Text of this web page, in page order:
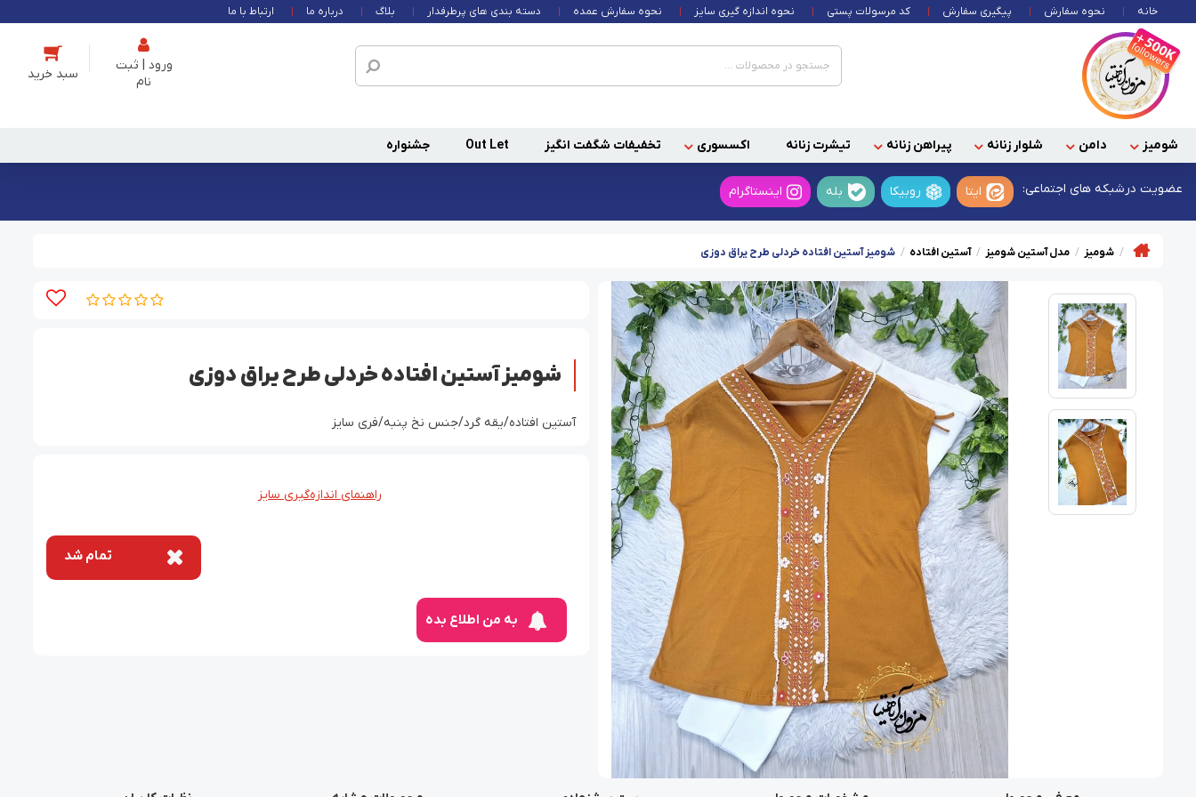
خانه نحوه سفارش پیگیری سفارش کد مرسولات پستی نحوه اندازه گیری سایز نحوه سفارش عمده دسته بندی های پرطرفدار بلاگ درباره ما ارتباط با ما
ورود | ثبت
نام
شومیز دامن شلوار زنانه پیراهن زنانه تیشرت زنانه اکسسوری تخفیفات شگفت انگیز Out Let جشنواره
عضویت درشبکه های اجتماعی: ایتا روبیکا بله اینستاگرام
شومیز مدل آستین شومیز آستین افتاده شومیز آستین افتاده خردلی طرح یراق دوزی
شومیز آستین افتاده خردلی طرح یراق دوزی
آستین افتاده/یقه گرد/جنس نخ پنبه/فری سایز
راهنمای اندازه‌گیری سایز
تمام شد
به من اطلاع بده